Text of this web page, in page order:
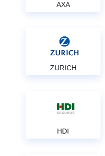
AXA
ZURICH
HDI